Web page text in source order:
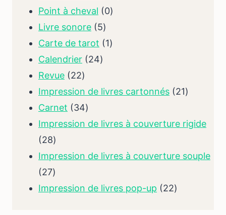
produits
Point à cheval 00
produits
Livre sonore 55
des
Carte de tarot 11
Calendrier 2424
produits
Revue 2222
des
produits
Impression de livres cartonnés 2121
produits
Carnet 3434
des
Impression de livres à couverture rigide
2828
des
produits
Impression de livres à couverture souple
2727
des
Impression de livres pop-up 2222